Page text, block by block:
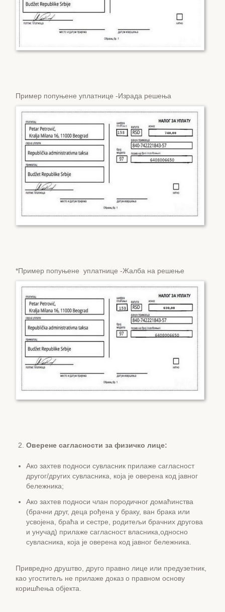
Пример попуњене уплатнице -Израда решења
*Пример попуњене уплатнице -Жалба на решење
Оверене сагласности за физичко лице:
Ако захтев подноси сувласник прилаже сагласност
другог/других сувласника, која је оверена код јавног
бележника;
Ако захтев подноси члан породичног домаћинства
(брачни друг, деца рођена у браку, ван брака или
усвојена, браћа и сестре, родитељи брачних другова
и унучад) прилаже сагласност власника,односно
сувласника, која је оверена код јавног бележника.
Привредно друштво, друго правно лице или предузетник,
као угоститељ не прилаже доказ о правном основу
коришћења објекта.